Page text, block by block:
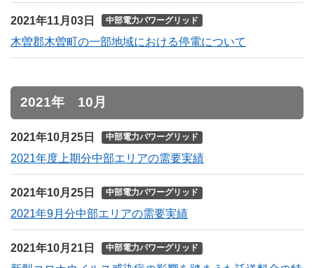
2021年11月03日 中部電力パワーグリッド
木曽郡木曽町の一部地域における停電について
2021年 10月
2021年10月25日 中部電力パワーグリッド
2021年度上期分中部エリアの需要実績
2021年10月25日 中部電力パワーグリッド
2021年9月分中部エリアの需要実績
2021年10月21日 中部電力パワーグリッド